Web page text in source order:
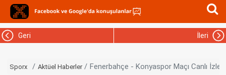
Geri İleri
Sporx Aktüel Haberler Fenerbahçe - Konyaspor Maçı Canlı